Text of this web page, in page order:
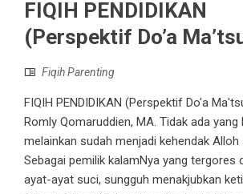
FIQIH PENDIDIKAN
(Perspektif Do’a
Fiqih Parenting
FIQIH PENDIDIKAN (Perspektif Do'a
Romly Qomaruddien, MA. Tidak ada yang
melainkan sudah menjadi kehendak Alloh
Sebagai pemilik kalamNya yang tergores
ayat-ayat suci, sungguh menakjubkan